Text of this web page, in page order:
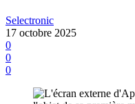
Selectronic
17 octobre 2025
0
0
0